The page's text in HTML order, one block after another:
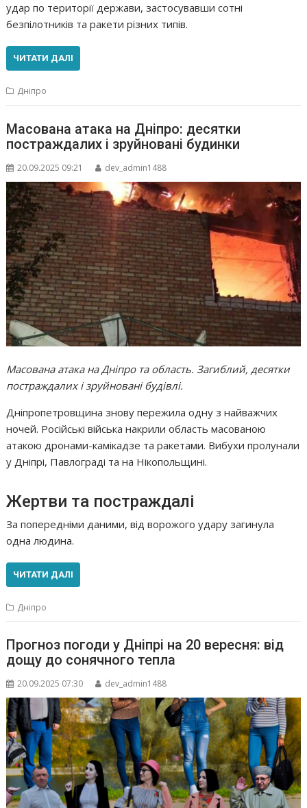
удар по території держави, застосувавши сотні
безпілотників та ракети різних типів.
ЧИТАТИ ДАЛІ
Дніпро
Масована атака на Дніпро: десятки
постраждалих і зруйновані будинки
20.09.2025 09:21 dev_admin1488
Масована атака на Дніпро та область. Загиблий, десятки
постраждалих і зруйновані будівлі.
Дніпропетровщина знову пережила одну з найважчих
ночей. Російські війська накрили область масованою
атакою дронами-камікадзе та ракетами. Вибухи пролунали
у Дніпрі, Павлограді та на Нікопольщині.
Жертви та постраждалі
За попередніми даними, від ворожого удару загинула
одна людина.
ЧИТАТИ ДАЛІ
Дніпро
Прогноз погоди у Дніпрі на 20 вересня: від
дощу до сонячного тепла
20.09.2025 07:30 dev_admin1488